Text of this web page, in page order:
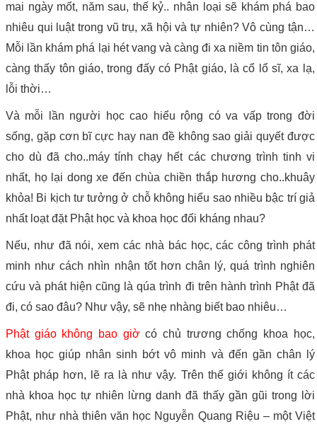
mai ngày mốt, năm sau, thế kỷ.. nhân loại sẽ khám phá bao
nhiêu qui luật trong vũ trụ, xã hội và tự nhiên? Vô cùng tận…
Mỗi lần khám phá lại hét vang và càng đi xa niềm tin tôn giáo,
càng thấy tôn giáo, trong đấy có Phật giáo, là cổ lổ sĩ, xa lạ,
lỗi thời…
Và mỗi lần người học cao hiểu rộng có va vấp trong đời
sống, gặp cơn bĩ cực hay nan đề không sao giải quyết được
cho dù đã cho..máy tính chạy hết các chương trình tinh vi
nhất, họ lại dong xe đến chùa chiền thắp hương cho..khuây
khỏa! Bi kịch tư tưởng ở chỗ không hiểu sao nhiều bậc trí giả
nhất loạt đặt Phật học và khoa học đối kháng nhau?
Nếu, như đã nói, xem các nhà bác học, các công trình phát
minh như cách nhìn nhận tốt hơn chân lý, quá trình nghiên
cứu và phát hiện cũng là qúa trình đi trên hành trình Phật đã
đi, có sao đâu? Như vậy, sẽ nhẹ nhàng biết bao nhiêu…
Phật giáo không bao giờ có chủ trương chống khoa học,
khoa học giúp nhân sinh bớt vô minh và đến gần chân lý
Phật pháp hơn, lẽ ra là như vậy. Trên thế giới không ít các
nhà khoa học tự nhiên lừng danh đã thấy gần gũi trong lời
Phật, như nhà thiên văn học Nguyễn Quang Riệu – một Việt